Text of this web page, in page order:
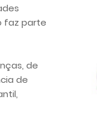
faz parte
de
de